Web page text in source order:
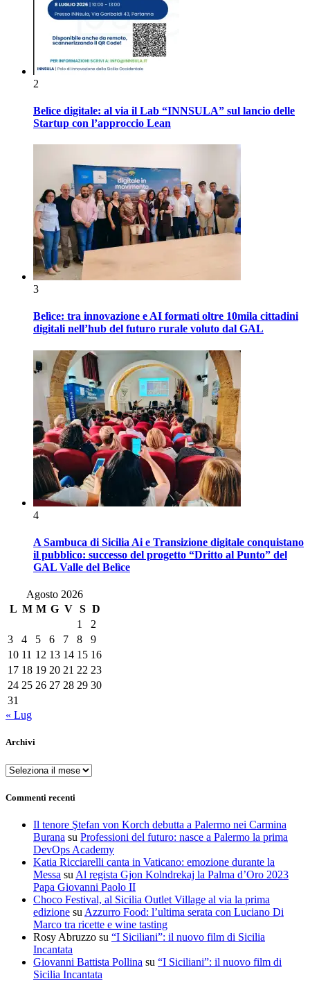
2
Belìce digitale: al via il Lab “INNSULA” sul lancio delle
Startup con l’approccio Lean
3
Belìce: tra innovazione e AI formati oltre 10mila cittadini
digitali nell’hub del futuro rurale voluto dal GAL
4
A Sambuca di Sicilia Ai e Transizione digitale conquistano
il pubblico: successo del progetto “Dritto al Punto” del
GAL Valle del Belìce
Agosto 2026
L M M G V S D
1
2
3
4 5 6 7 8
9
10 11 12 13 14 15 16
17 18 19 20 21 22 23
24 25 26 27 28 29 30
31
« Lug
Archivi
Archivi
Commenti recenti
Il tenore Ştefan von Korch debutta a Palermo nei Carmina
Burana su Professioni del futuro: nasce a Palermo la prima
DevOps Academy
Katia Ricciarelli canta in Vaticano: emozione durante la
Messa su Al regista Gjon Kolndrekaj la Palma d’Oro 2023
Papa Giovanni Paolo II
Choco Festival, al Sicilia Outlet Village al via la prima
edizione su Azzurro Food: l’ultima serata con Luciano Di
Marco tra ricette e wine tasting
Rosy Abruzzo su “I Siciliani”: il nuovo film di Sicilia
Incantata
Giovanni Battista Pollina su “I Siciliani”: il nuovo film di
Sicilia Incantata